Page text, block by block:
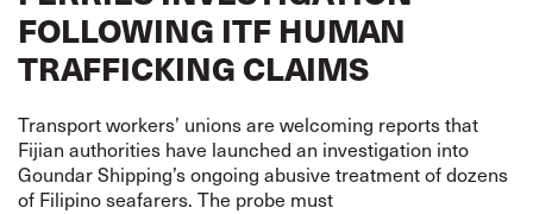
FOLLOWING ITF HUMAN
TRAFFICKING CLAIMS
Transport workers’ unions are welcoming reports that
Fijian authorities have launched an investigation into
Goundar Shipping’s ongoing abusive treatment of dozens
of Filipino seafarers. The probe must